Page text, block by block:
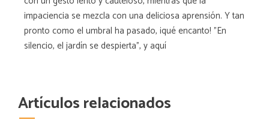
impaciencia se mezcla con una deliciosa aprensión. Y tan
pronto como el umbral ha pasado, ¡qué encanto! "En
silencio, el jardín se despierta", y aquí
Artículos relacionados